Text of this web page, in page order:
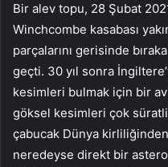
Bir alev topu, 28 Şubat
Winchcombe kasabası
parçalarını gerisinde
geçti. 30 yıl sonra
kesimleri bulmak için bir av
göksel kesimleri çok
çabucak Dünya
neredeyse direkt bir